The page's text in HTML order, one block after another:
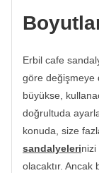
Erbil cafe
göre değişmeye
büyükse,
doğrultuda
konuda, size
sandalyelerinizi
olacaktır. Ancak